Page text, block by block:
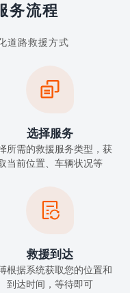
务流程
道路救援方式

选择服务
所需的救援服务类型，获
当前位置、车辆状况等

救援到达
根据系统获取您的位置和
到达时间，等待即可